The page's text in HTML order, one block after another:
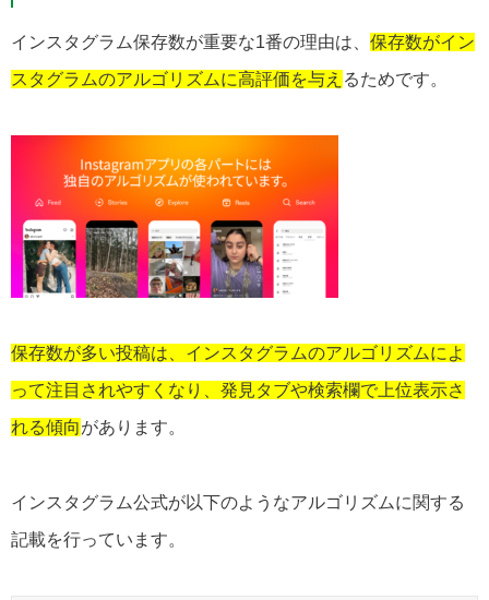
インスタグラム保存数が重要な1番の理由は、 保存数がイン
スタグラムのアルゴリズムに高評価を与え るためです。
保存数が多い投稿は、インスタグラムのアルゴリズムによ
って注目されやすくなり、発見タブや検索欄で上位表示さ
れる傾向があります。
インスタグラム公式が以下のようなアルゴリズムに関する
記載を行っています。